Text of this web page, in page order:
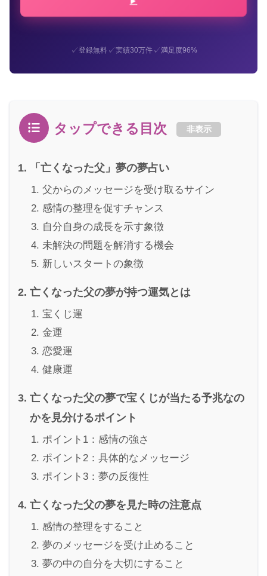
✓登録無料✓実績30万件✓満足度96%
タップできる目次 非表示
「亡くなった父」夢の夢占い
父からのメッセージを受け取るサイン
感情の整理を促すチャンス
自分自身の成長を示す象徴
未解決の問題を解消する機会
新しいスタートの象徴
亡くなった父の夢が持つ運気とは
宝くじ運
金運
恋愛運
健康運
亡くなった父の夢で宝くじが当たる予兆なの
かを見分けるポイント
ポイント1：感情の強さ
ポイント2：具体的なメッセージ
ポイント3：夢の反復性
亡くなった父の夢を見た時の注意点
感情の整理をすること
夢のメッセージを受け止めること
夢の中の自分を大切にすること